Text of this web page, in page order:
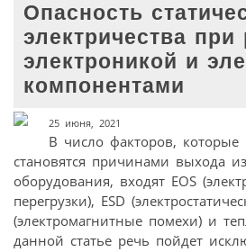
Опасность
электричества при
электроникой и
компонентами
25 июня, 2021
В число факторов, которые
становятся причинами выхода
оборудования, входят EOS
перегрузки), ESD
(электромагнитные помехи) и
данной статье речь пойдет